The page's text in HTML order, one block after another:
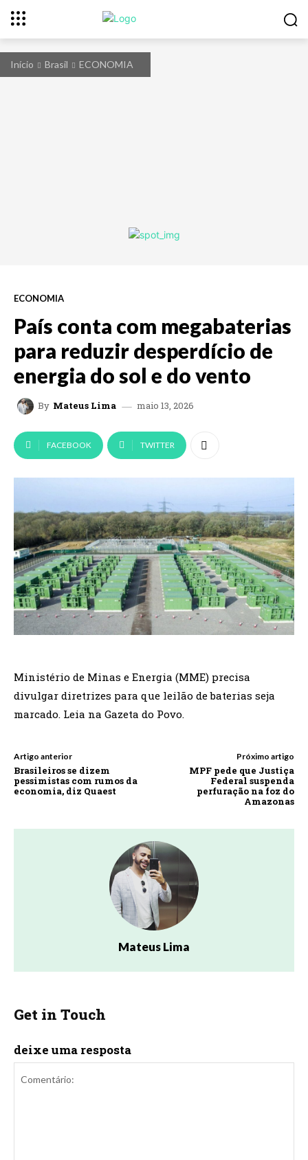
Início Brasil ECONOMIA
ECONOMIA
País conta com megabaterias
para reduzir desperdício de
energia do sol e do vento
By Mateus Lima maio 13, 2026
FACEBOOK TWITTER
Ministério de Minas e Energia (MME) precisa
divulgar diretrizes para que leilão de baterias seja
marcado. Leia na Gazeta do Povo.
Artigo anterior
Brasileiros se dizem
pessimistas com rumos da
economia, diz Quaest
Próximo artigo
MPF pede que Justiça
Federal suspenda
perfuração na foz do
Amazonas
Mateus Lima
Get in Touch
deixe uma resposta